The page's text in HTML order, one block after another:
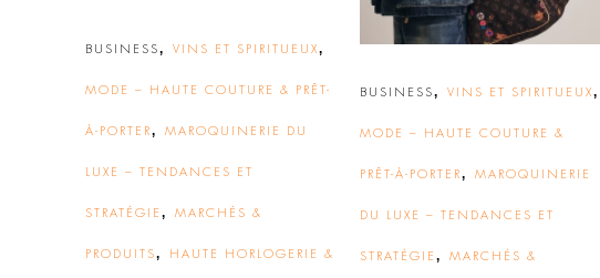
BUSINESS, VINS ET SPIRITUEUX,
MODE – HAUTE COUTURE & PRÊT-
À-PORTER, MAROQUINERIE DU
LUXE – TENDANCES ET
STRATÉGIE , MARCHÉS &
PRODUITS, HAUTE HORLOGERIE &
BUSINESS, VINS ET SPIRITUEUX,
MODE – HAUTE COUTURE &
PRÊT-À-PORTER, MAROQUINERIE
DU LUXE – TENDANCES ET
STRATÉGIE , MARCHÉS &